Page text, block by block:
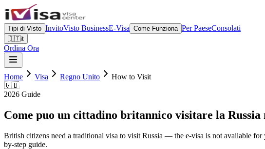
Tipi di Visto InvitoVisto BusinessE-Visa Come Funziona Per PaeseConsolati
🇮🇹it
Ordina Ora
Home Visa Regno Unito
How to Visit
🇬🇧
2026 Guide
Come puo un cittadino britannico visitare la Russia
British citizens need a traditional visa to visit Russia — the e-visa is not available
by-step guide.